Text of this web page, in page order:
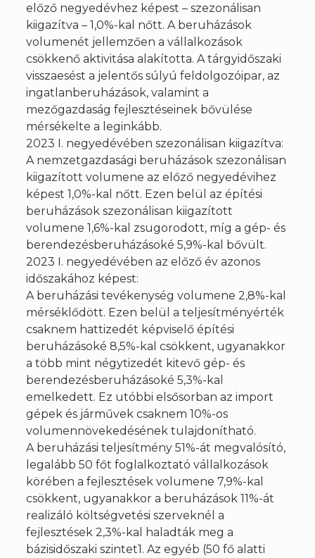
előző negyedévhez képest – szezonálisan
kiigazítva – 1,0%-kal nőtt. A beruházások
volumenét jellemzően a vállalkozások
csökkenő aktivitása alakította. A tárgyidőszaki
visszaesést a jelentős súlyú feldolgozóipar, az
ingatlanberuházások, valamint a
mezőgazdaság fejlesztéseinek bővülése
mérsékelte a leginkább.
2023 I. negyedévében szezonálisan kiigazítva:
A nemzetgazdasági beruházások szezonálisan
kiigazított volumene az előző negyedévihez
képest 1,0%-kal nőtt. Ezen belül az építési
beruházások szezonálisan kiigazított
volumene 1,6%-kal zsugorodott, míg a gép- és
berendezésberuházásoké 5,9%-kal bővült.
2023 I. negyedévében az előző év azonos
időszakához képest:
A beruházási tevékenység volumene 2,8%-kal
mérséklődött. Ezen belül a teljesítményérték
csaknem hattizedét képviselő építési
beruházásoké 8,5%-kal csökkent, ugyanakkor
a több mint négytizedét kitevő gép- és
berendezésberuházásoké 5,3%-kal
emelkedett. Ez utóbbi elsősorban az import
gépek és járművek csaknem 10%-os
volumennövekedésének tulajdonítható.
A beruházási teljesítmény 51%-át megvalósító,
legalább 50 főt foglalkoztató vállalkozások
körében a fejlesztések volumene 7,9%-kal
csökkent, ugyanakkor a beruházások 11%-át
realizáló költségvetési szerveknél a
fejlesztések 2,3%-kal haladták meg a
bázisidőszaki szintet1. Az egyéb (50 fő alatti